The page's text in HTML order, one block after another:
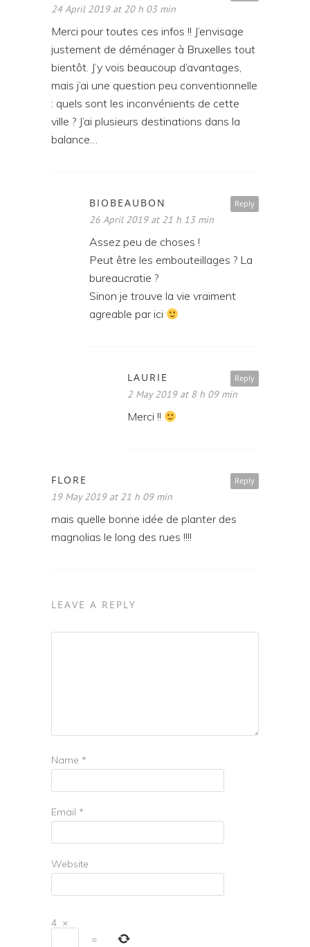
24 April 2019 at 20 h 03 min
Merci pour toutes ces infos !! J’envisage
justement de déménager à Bruxelles tout
bientôt. J’y vois beaucoup d’avantages,
mais j’ai une question peu conventionnelle
: quels sont les inconvénients de cette
ville ? J’ai plusieurs destinations dans la
balance…
Reply
BIOBEAUBON
26 April 2019 at 21 h 13 min
Assez peu de choses !
Peut être les embouteillages ? La
bureaucratie ?
Sinon je trouve la vie vraiment
agreable par ici
Reply
LAURIE
2 May 2019 at 8 h 09 min
Merci !!
Reply
FLORE
19 May 2019 at 21 h 09 min
mais quelle bonne idée de planter des
magnolias le long des rues !!!!
LEAVE A REPLY
Name *
Email *
Website
4 ×
=